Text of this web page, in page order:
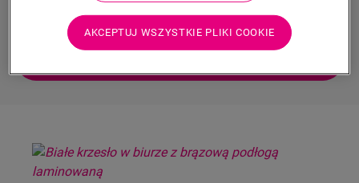
ODKRYJ WSZYSTKIE PODŁOGI W
AKCEPTUJ WSZYSTKIE PLIKI COOKIE